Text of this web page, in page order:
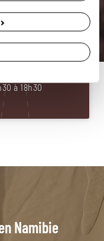
Namibie
99
à 18h30
Namibie